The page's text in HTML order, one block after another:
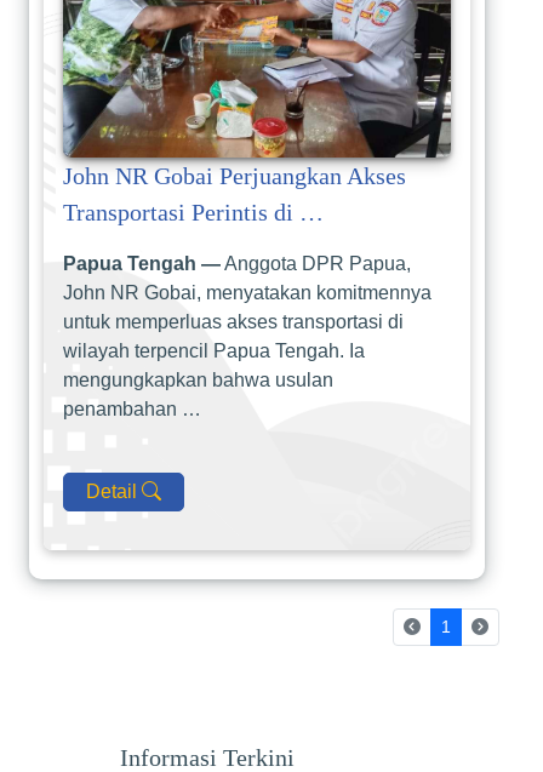
John NR Gobai Perjuangkan Akses
Transportasi Perintis di …
Papua Tengah —Anggota DPR Papua,
John NR Gobai, menyatakan komitmennya
untuk memperluas akses transportasi di
wilayah terpencil Papua Tengah. Ia
mengungkapkan bahwa usulan
penambahan …
Detail
1 (current)
Informasi Terkini